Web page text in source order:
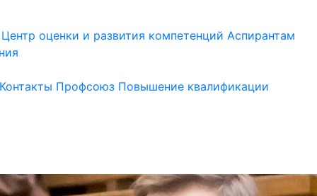
Центр оценки и развития компетенций Аспирантам
Контакты Профсоюз Повышение квалификации